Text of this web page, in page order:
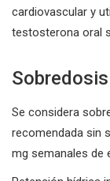
cardiovascular y
testosterona oral
Sobredosis
Se considera
recomendada sin
mg semanales de